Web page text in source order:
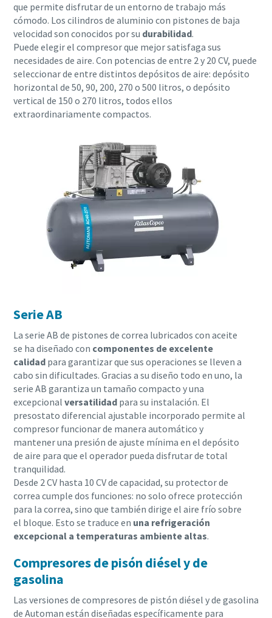
que permite disfrutar de un entorno de trabajo más
cómodo. Los cilindros de aluminio con pistones de baja
velocidad son conocidos por su durabilidad.
Puede elegir el compresor que mejor satisfaga sus
necesidades de aire. Con potencias de entre 2 y 20 CV, puede
seleccionar de entre distintos depósitos de aire: depósito
horizontal de 50, 90, 200, 270 o 500 litros, o depósito
vertical de 150 o 270 litros, todos ellos
extraordinariamente compactos.
Serie AB
La serie AB de pistones de correa lubricados con aceite
se ha diseñado con componentes de excelente
calidad para garantizar que sus operaciones se lleven a
cabo sin dificultades. Gracias a su diseño todo en uno, la
serie AB garantiza un tamaño compacto y una
excepcional versatilidad para su instalación. El
presostato diferencial ajustable incorporado permite al
compresor funcionar de manera automático y
mantener una presión de ajuste mínima en el depósito
de aire para que el operador pueda disfrutar de total
tranquilidad.
Desde 2 CV hasta 10 CV de capacidad, su protector de
correa cumple dos funciones: no solo ofrece protección
para la correa, sino que también dirige el aire frío sobre
el bloque. Esto se traduce en una refrigeración
excepcional a temperaturas ambiente altas.
Compresores de pisón diésel y de
gasolina
Las versiones de compresores de pistón diésel y de gasolina
de Automan están diseñadas específicamente para